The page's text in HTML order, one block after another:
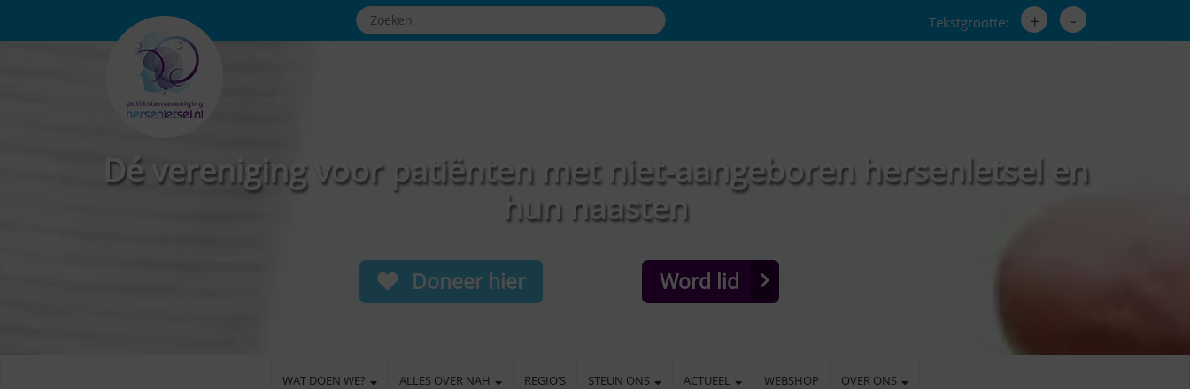
Tekstgrootte: + -
Dé vereniging voor patiënten met niet-aangeboren hersenletsel en
hun naasten
Doneer hier Word lid
WAT DOEN WE? ALLES OVER NAH REGIO’S STEUN ONS ACTUEEL WEBSHOP OVER ONS